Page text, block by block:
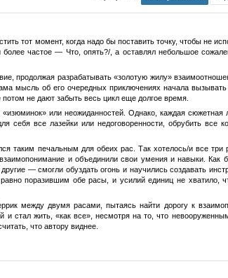
тот момент, когда надо бы поставить точку, чтобы не
частое — Что, опять?/, а оставлял небольшое
продолжая разрабатывать «золотую жилу»
мысль об его очередных приключениях начала вызывать
не дают забыть весь цикл еще долгое время.
или неожиданностей. Однако, каждая сюжетная
себя все лазейки или недоговоренности, обрубить все
таким печальным для обеих рас. Так хотелось/и все три
и объединили свои умения и навыки. Как
— смогли обуздать огонь и научились создавать
поразившим обе расы, и усилий единиц не хватило,
между двумя расами, пытаясь найти дорогу к
стал жить, «как все», несмотря на то, что
что автору виднее.